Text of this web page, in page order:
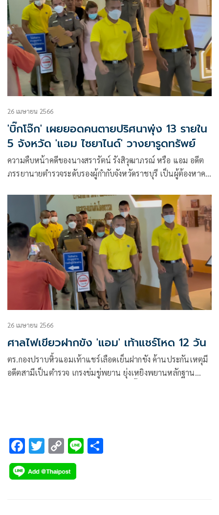
26 เมษายน 2566
'บิ๊กโจ๊ก' เผยยอดคนตายปริศนาพุ่ง 13 รายใน
5 จังหวัด 'แอม ไซยาไนด์' วางยารูดทรัพย์
ความคืบหน้าคดีของนางสรารัตน์ รังสิวุฒาภรณ์ หรือ แอม อดีต
ภรรยานายตำรวจระดับรองผู้กำกับจังหวัดราชบุรี เป็นผู้ต้องหาคดี
26 เมษายน 2566
ศาลไฟเขียวฝากขัง 'แอม' เท้าแชร์โหด 12 วัน
ตร.กองปราบหิ้วแอมเท้าแชร์เลือดเย็นฝากขัง ค้านประกันเหตุมี
อดีตสามีเป็นตำรวจ เกรงข่มขู่พยาน ยุ่งเหยิงพยานหลักฐาน
F
ac
e
T
wi
tt
C
o
p
Li